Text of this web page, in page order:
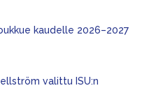
kaudelle 2026–2027
valittu ISU:n